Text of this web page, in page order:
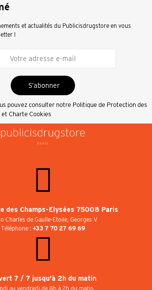
et actualités du Publicisdrugstore en vous
!
S’abonner
pouvez consulter notre Politique de Protection des
et Charte Cookies
des Champs-Elysées 75008 Paris
Charles de Gaulle-Etoile, Georges V
Téléphone : +33 7 70 27 69 69
7 / 7 jusqu'à 2h du matin
au vendredi de 8h à 2h du matin